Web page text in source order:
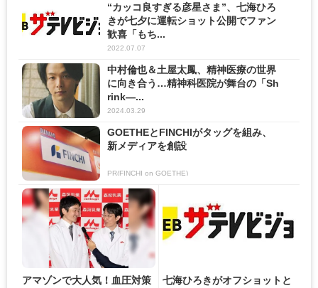
“カッコ良すぎる彦星さま”、七海ひろ
きが七夕に運転ショット公開でファン
歓喜「もち...
2022.07.07
中村倫也＆土屋太鳳、精神医療の世界
に向き合う…精神科医院が舞台の「Sh
rink―...
2024.03.29
GOETHEとFINCHIがタッグを組み、
新メディアを創設
PR(FINCHI on GOETHE)
アマゾンで大人気！血圧対策
七海ひろきがオフショットと